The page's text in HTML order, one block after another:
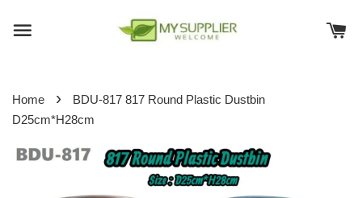
Home ›
BDU-817 817 Round Plastic Dustbin
D25cm*H28cm